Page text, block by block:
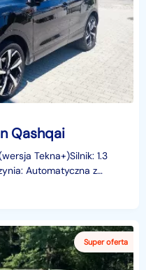
Qashqai
Tekna+)Silnik: 1.3
Automatyczna z
(pierwsz